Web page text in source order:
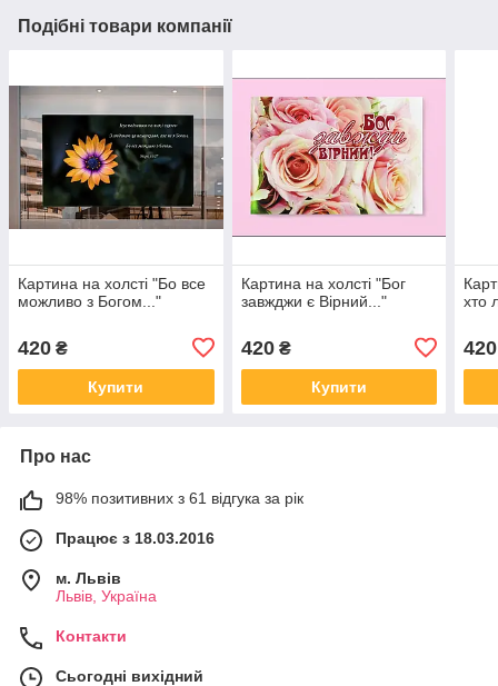
Подібні товари компанії
Картина на холсті "Бо все
можливо з Богом..."
420 ₴
Купити
Картина на холсті "Бог
завжджи є Вірний..."
420₴
Купити
хто
420
Про нас
98% позитивних з 61 відгука за рік
Працює з 18.03.2016
м. Львів
Львів, Україна
Контакти
Сьогодні вихідний